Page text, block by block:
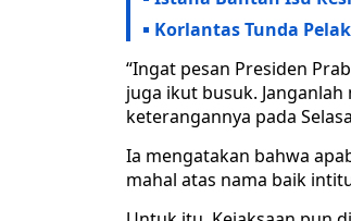
Korlantas Tunda
“Ingat pesan Presiden
juga ikut busuk.
keterangannya pada
Ia mengatakan bahwa
mahal atas nama baik